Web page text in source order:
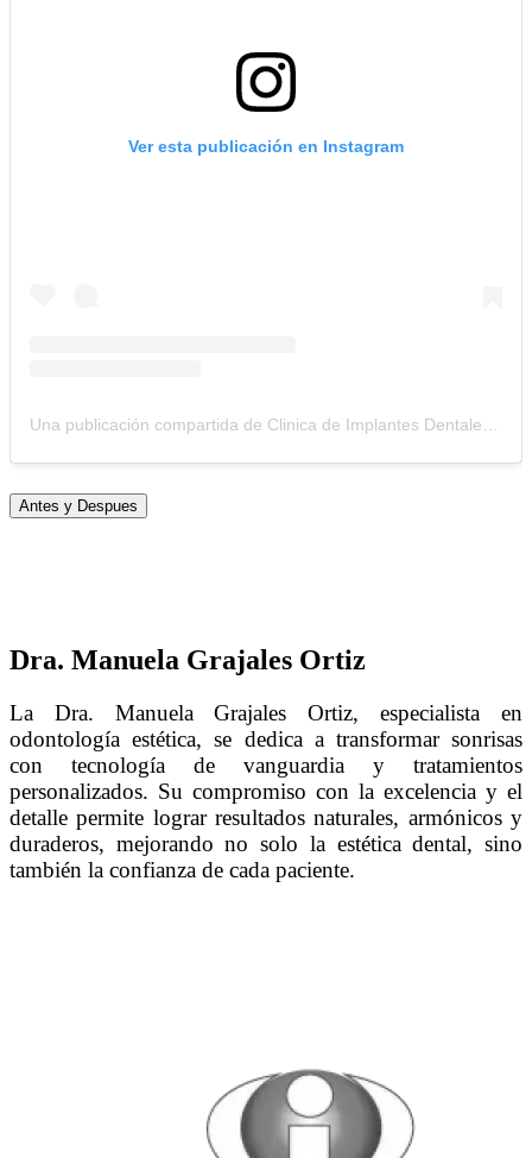
Ver esta publicación en Instagram
Una publicación compartida de Clinica de Implantes Dentales (@clinicacolombianadeimplantes)
Antes y Despues
Dra. Manuela Grajales Ortiz
La Dra. Manuela Grajales Ortiz, especialista en
odontología estética, se dedica a transformar sonrisas
con tecnología de vanguardia y tratamientos
personalizados. Su compromiso con la excelencia y el
detalle permite lograr resultados naturales, armónicos y
duraderos, mejorando no solo la estética dental, sino
también la confianza de cada paciente.